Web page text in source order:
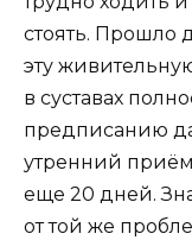
стоять. Прошло
эту
в суставах
предписанию
утренний приём
еще 20 дней.
от той же